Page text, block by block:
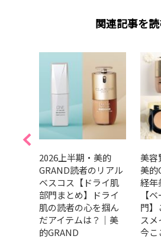
関連記事を
2026上半期・美的
GRAND読者のリアル
ベスコス【ドライ肌
部門まとめ】ドライ
肌の読者の心を掴ん
だアイテムは？｜美
的GRAND
美容
美的
経年
【
門】
ス
今こ